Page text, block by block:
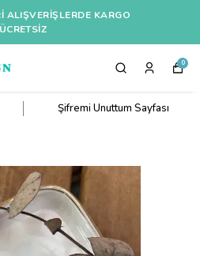
ALIŞVERIŞLERDE KARGO
ÜCRETSİZ
0
Şifremi Unuttum Sayfası